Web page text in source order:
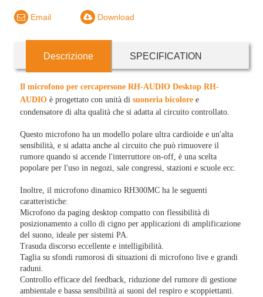
Email Download
Descrizione SPECIFICATION
Il microfono per cercapersone RH-AUDIO Desktop RH-
AUDIO è progettato con unità disuoneria bicolore e
condensatore di alta qualità che si adatta al circuito controllato.
Questo microfono ha un modello polare ultra cardioide e un'alta
sensibilità, e si adatta anche al circuito che può rimuovere il
rumore quando si accende l'interruttore on-off, è una scelta
popolare per l'uso in negozi, sale congressi, stazioni e scuole ecc.
Inoltre, il microfono dinamico RH300MC ha le seguenti
caratteristiche:
Microfono da paging desktop compatto con flessibilità di
posizionamento a collo di cigno per applicazioni di amplificazione
del suono, ideale per sistemi PA.
Trasuda discorso eccellente e intelligibilità.
Taglia su sfondi rumorosi di situazioni di microfono live e grandi
raduni.
Controllo efficace del feedback, riduzione del rumore di gestione
ambientale e bassa sensibilità ai suoni del respiro e scoppiettanti.